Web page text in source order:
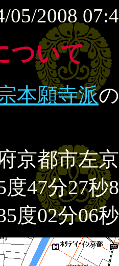
05/2008
ついて
本願寺派
都市左京
度47分27秒
度02分06